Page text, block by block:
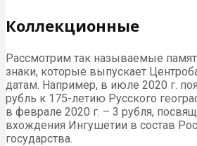
Коллекционные
Рассмотрим так называемые
знаки, которые выпускает
датам. Например, в июле 2020 г.
рубль к 175-летию Русского
в феврале 2020 г. – 3 рубля,
вхождения Ингушетии в состав
государства.